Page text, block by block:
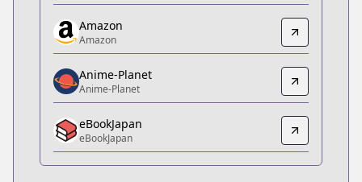
https://mangadex.org/title/564046e1-2919-4f8b-
Amazon
Amazon
https://www.amazon.co.jp/dp/B0B9625KWF
Anime-Planet
Anime-Planet
https://www.anime-planet.com/manga/boku-wa-
eBookJapan
eBookJapan
Amazon
Amazon
Anime-Planet
Anime-Planet
eBookJapan
eBookJapan